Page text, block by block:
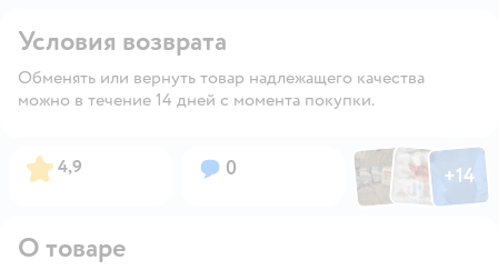
Условия возврата
Обменять или вернуть товар надлежащего качества
можно в течение 14 дней с момента покупки.
Рейтинг:
4,9 Вопросов:
0 ФотоФотоФото
+14
Открыть
О товаре